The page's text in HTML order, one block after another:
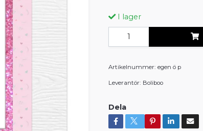
I lager
Artikelnummer: egen ö p
Leverantör: Boliboo
Dela